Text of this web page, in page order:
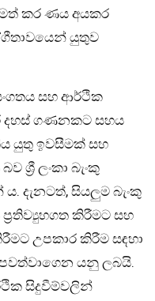
කර ණය අයකර
යුතුව
සහ ආර්ථික
දහස් ගණනකට සහය
යුතු ඉවසීමක් සහ
ලංකා බැංකු
දැනටත්, සියලුම බැංකු
කිරීමට සහ
උපකාර කිරීම සඳහා
යනු ලබයි.
සිදුවීම්වලින්